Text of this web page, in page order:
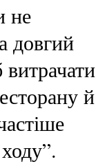
не
довгий
й